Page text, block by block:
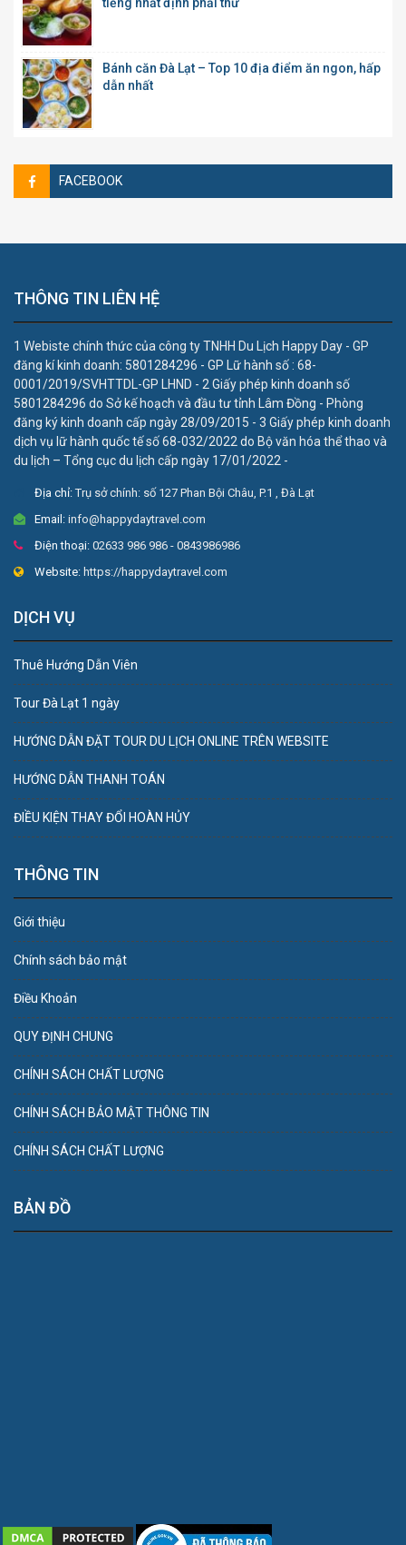
Bánh căn Đà Lạt – Top 10 địa điểm ăn ngon, hấp
dẫn nhất
FACEBOOK
THÔNG TIN LIÊN HỆ
1 Webiste chính thức của công ty TNHH Du Lịch Happy Day - GP
đăng kí kinh doanh: 5801284296 - GP Lữ hành số : 68-
0001/2019/SVHTTDL-GP LHND - 2 Giấy phép kinh doanh số
5801284296 do Sở kế hoạch và đầu tư tỉnh Lâm Đồng - Phòng
đăng ký kinh doanh cấp ngày 28/09/2015 - 3 Giấy phép kinh doanh
dịch vụ lữ hành quốc tế số 68-032/2022 do Bộ văn hóa thể thao và
du lịch – Tổng cục du lịch cấp ngày 17/01/2022 -
Địa chỉ:Trụ sở chính: số 127 Phan Bội Châu, P.1 , Đà Lạt
Email: info@happydaytravel.com
Điện thoại: 02633 986 986 - 0843986986
Website: https://happydaytravel.com
DỊCH VỤ
Thuê Hướng Dẫn Viên
Tour Đà Lạt 1 ngày
HƯỚNG DẪN ĐẶT TOUR DU LỊCH ONLINE TRÊN WEBSITE
HƯỚNG DẪN THANH TOÁN
ĐIỀU KIỆN THAY ĐỔI HOÀN HỦY
THÔNG TIN
Giới thiệu
Chính sách bảo mật
Điều Khoản
QUY ĐỊNH CHUNG
CHÍNH SÁCH CHẤT LƯỢNG
CHÍNH SÁCH BẢO MẬT THÔNG TIN
CHÍNH SÁCH CHẤT LƯỢNG
BẢN ĐỒ